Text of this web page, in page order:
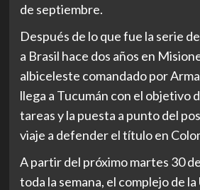
de septiembre.
Después de lo que fue la serie
a Brasil hace dos años en
albiceleste comandado por
llega a Tucumán con el objetivo
tareas y la puesta a punto del
viaje a defender el título en
A partir del próximo martes 30
toda la semana, el complejo de